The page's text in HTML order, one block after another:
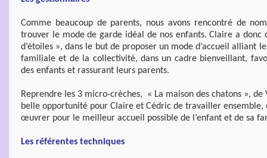
Comme beaucoup de parents, nous avons rencontré de
trouver le mode de garde idéal de nos enfants. Claire a donc
d’étoiles », dans le but de proposer un mode d’accueil alliant
familiale et de la collectivité, dans un cadre bienveillant,
des enfants et rassurant leurs parents.
Reprendre les 3 micro-crèches, « La maison des chatons », de
belle opportunité pour Claire et Cédric de travailler ensemble,
œuvrer pour le meilleur accueil possible de l’enfant et de sa
Les référentes techniques